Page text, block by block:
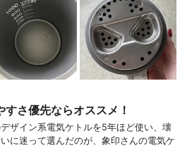
さ優先ならオススメ！
ザイン系電気ケトルを5年ほど使い、壊
に迷って選んだのが、象印さんの電気ケ